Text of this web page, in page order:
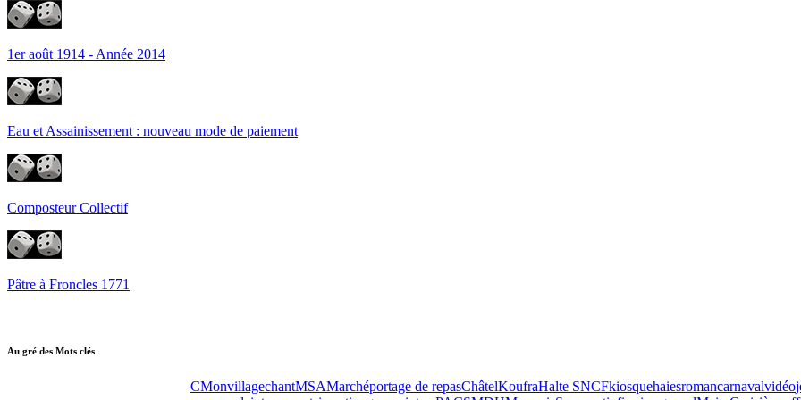
1er août 1914 - Année 2014
Eau et Assainissement : nouveau mode de paiement
Composteur Collectif
Pâtre à Froncles 1771
Au gré des Mots clés
CMonvillagechantMSAMarchéportage de repasChâtelKoufraHalte SNCFkiosquehaiesromancarnavalvidéo